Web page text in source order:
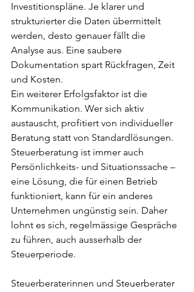
Investitionspläne. Je klarer und
strukturierter die Daten übermittelt
werden, desto genauer fällt die
Analyse aus. Eine saubere
Dokumentation spart Rückfragen, Zeit
und Kosten.
Ein weiterer Erfolgsfaktor ist die
Kommunikation. Wer sich aktiv
austauscht, profitiert von individueller
Beratung statt von Standardlösungen.
Steuerberatung ist immer auch
Persönlichkeits- und Situationssache –
eine Lösung, die für einen Betrieb
funktioniert, kann für ein anderes
Unternehmen ungünstig sein. Daher
lohnt es sich, regelmässige Gespräche
zu führen, auch ausserhalb der
Steuerperiode.
Steuerberaterinnen und Steuerberater